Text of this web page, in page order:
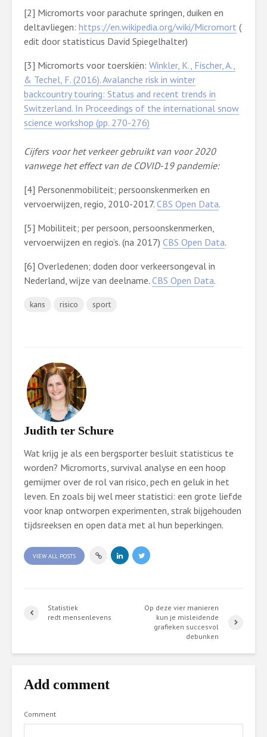
[2] Micromorts voor parachute springen, duiken en
deltavliegen: https://en.wikipedia.org/wiki/Micromort (
edit door statisticus David Spiegelhalter)
[3] Micromorts voor toerskiën: Winkler, K., Fischer, A.,
& Techel, F. (2016). Avalanche risk in winter
backcountry touring: Status and recent trends in
Switzerland. In Proceedings of the international snow
science workshop (pp. 270-276)
Cijfers voor het verkeer gebruikt van voor 2020
vanwege het effect van de COVID-19 pandemie:
[4] Personenmobiliteit; persoonskenmerken en
vervoerwijzen, regio, 2010-2017. CBS Open Data.
[5] Mobiliteit; per persoon, persoonskenmerken,
vervoerwijzen en regio’s. (na 2017) CBS Open Data.
[6] Overledenen; doden door verkeersongeval in
Nederland, wijze van deelname. CBS Open Data.
kans risico sport
Judith ter Schure
Wat krijg je als een bergsporter besluit statisticus te
worden? Micromorts, survival analyse en een hoop
gemijmer over de rol van risico, pech en geluk in het
leven. En zoals bij wel meer statistici: een grote liefde
voor knap ontworpen experimenten, strak bijgehouden
tijdsreeksen en open data met al hun beperkingen.
VIEW ALL POSTS
Statistiek
redt mensenlevens
Op deze vier manieren
kun je misleidende
grafieken succesvol
debunken
Add comment
Comment